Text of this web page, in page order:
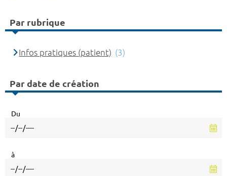
Par rubrique
Infos pratiques (patient) (3)
Par date de création
Du
à